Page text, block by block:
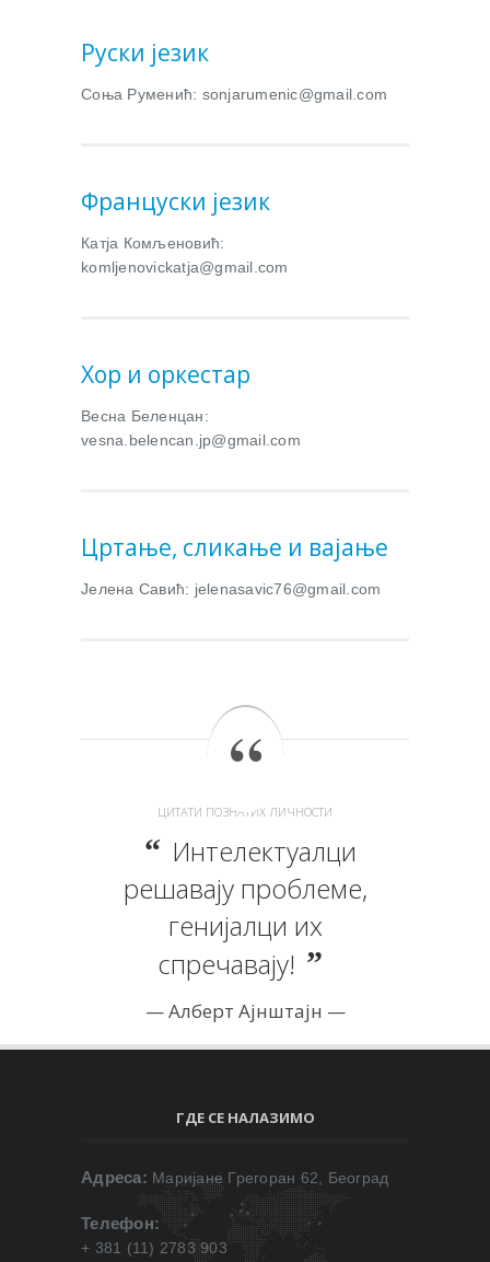
Руски језик
Соња Руменић: sonjarumenic@gmail.com
Француски језик
Катја Комљеновић:
komljenovickatja@gmail.com
Хор и оркестар
Весна Беленцан:
vesna.belencan.jp@gmail.com
Цртање, сликање и вајање
Јелена Савић: jelenasavic76@gmail.com
ЦИТАТИ ПОЗНАТИХ ЛИЧНОСТИ
Интелектуалци
решавају проблеме,
генијалци их
спречавају!
Алберт Ајнштајн
ГДЕ СЕ НАЛАЗИМО
Адреса: Маријане Грегоран 62, Београд
Телефон:
+ 381 (11) 2783 903